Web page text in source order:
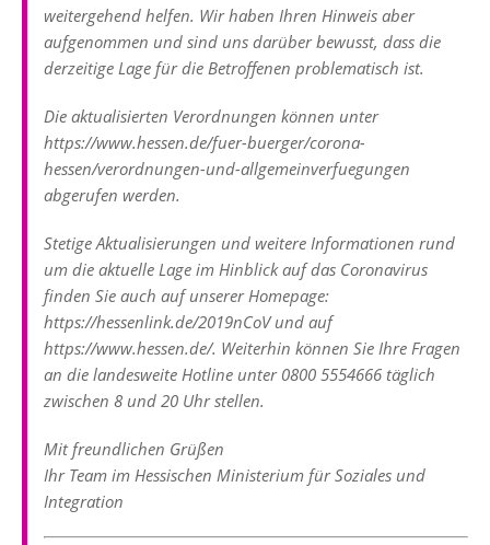
weitergehend helfen. Wir haben Ihren Hinweis aber
aufgenommen und sind uns darüber bewusst, dass die
derzeitige Lage für die Betroffenen problematisch ist.
Die aktualisierten Verordnungen können unter
https://www.hessen.de/fuer-buerger/corona-
hessen/verordnungen-und-allgemeinverfuegungen
abgerufen werden.
Stetige Aktualisierungen und weitere Informationen rund
um die aktuelle Lage im Hinblick auf das Coronavirus
finden Sie auch auf unserer Homepage:
https://hessenlink.de/2019nCoV und auf
https://www.hessen.de/. Weiterhin können Sie Ihre Fragen
an die landesweite Hotline unter 0800 5554666 täglich
zwischen 8 und 20 Uhr stellen.
Mit freundlichen Grüßen
Ihr Team im Hessischen Ministerium für Soziales und
Integration